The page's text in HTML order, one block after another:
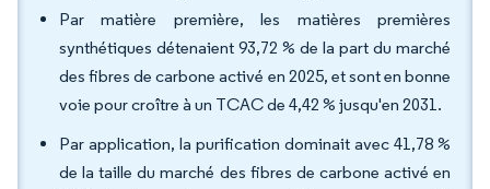
Par matière première, les matières premières
synthétiques détenaient 93,72 % de la part du marché
des fibres de carbone activé en 2025, et sont en bonne
voie pour croître à un TCAC de 4,42 % jusqu'en 2031.
Par application, la purification dominait avec 41,78 %
de la taille du marché des fibres de carbone activé en